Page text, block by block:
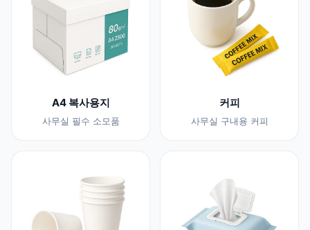
A4 복사용지
사무실 필수 소모품
커피
사무실 구내용 커피